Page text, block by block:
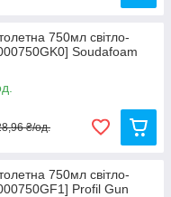
750мл світло-
Soudafoam
₴/од.
750мл світло-
Profil Gun